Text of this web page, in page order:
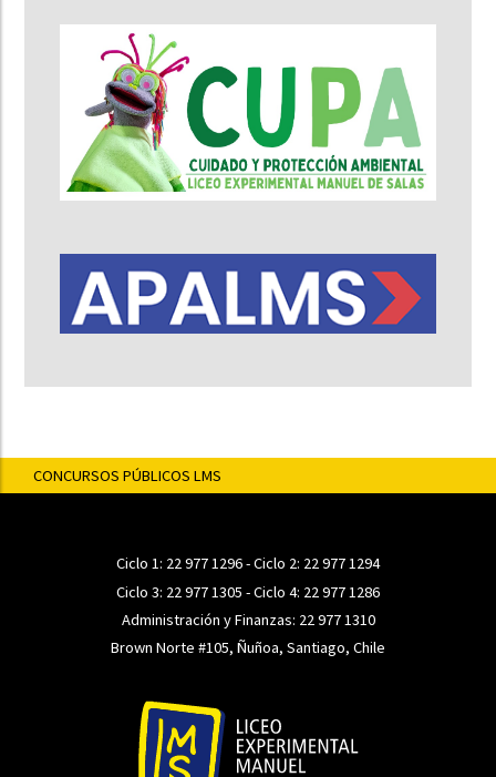
CONCURSOS PÚBLICOS LMS
Ciclo 1: 22 977 1296- Ciclo 2: 22 977 1294
Ciclo 3: 22 977 1305 - Ciclo 4: 22 977 1286
Administración y Finanzas: 22 977 1310
Brown Norte #105, Ñuñoa, Santiago, Chile